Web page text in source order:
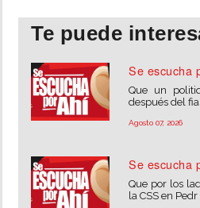
Te puede
Se escucha
Que un
después del
Agosto 07, 2026
Se escucha
Que por los
la CSS en Pedr